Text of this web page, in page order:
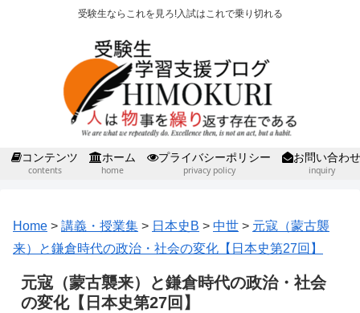
受験生ならこれを見ろ!入試はこれで乗り切れる
コンテンツ
contents
ホーム
home
プライバシーポリシー
privacy policy
お問い合わせ
inquiry
Home > 講義・授業集 > 日本史B > 中世 > 元寇（蒙古襲
来）と鎌倉時代の政治・社会の変化【日本史第27回】
元寇（蒙古襲来）と鎌倉時代の政治・社会
の変化【日本史第27回】